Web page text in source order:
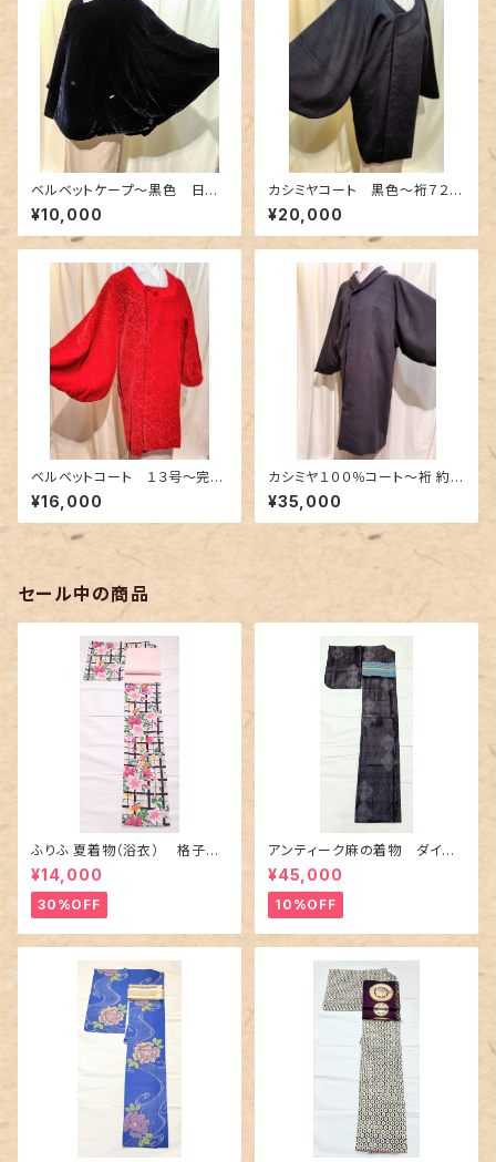
ベルベットケープ〜黒色 日本
製〜
¥10,000
カシミヤコート 黒色〜裄７２c
m〜
¥20,000
ベルベットコート １３号〜完熟
苺のような赤色〜
¥16,000
カシミヤ１００％コート〜裄 約７
４cm 渋い紫色〜
¥35,000
セール中の商品
ふりふ 夏着物（浴衣） 格子に
百合や秋草花
¥14,000
30%OFF
アンティーク麻の着物 ダイヤ
に市松柄の上布
¥45,000
10%OFF